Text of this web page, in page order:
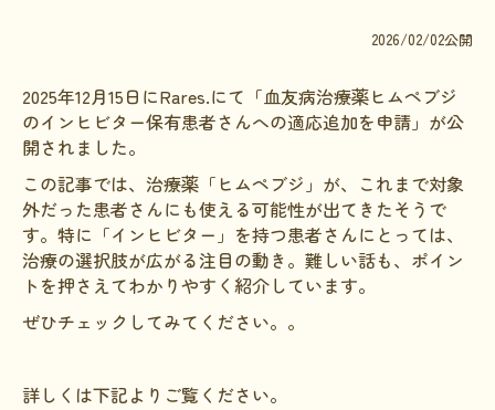
生活に関するコラム
就労に関するコラム
難病の日
病気と生きる広場
インタビュー一覧
患者さんとご家族へのインタビュー
2026/02/02公開
2025年12月15日にRares.にて「血友病治療薬ヒムペブジ
のインヒビター保有患者さんへの適応追加を申請」が公
開されました。
この記事では、治療薬「ヒムペブジ」が、これまで対象
外だった患者さんにも使える可能性が出てきたそうで
す。 特に「インヒビター」を持つ患者さんにとっては、
治療の選択肢が広がる注目の動き。 難しい話も、ポイン
トを押さえてわかりやすく紹介しています。
ぜひチェックしてみてください。。
詳しくは下記よりご覧ください。